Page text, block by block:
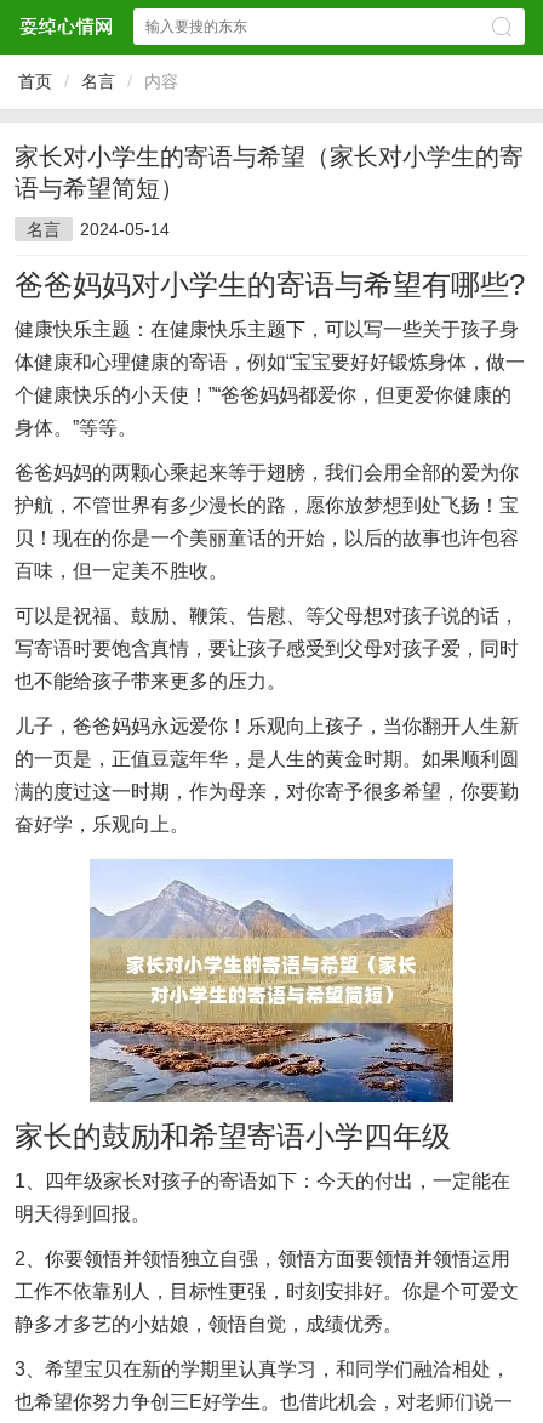
首页 / 名言 / 内容
家长对小学生的寄语与希望（家长对小学生的寄
语与希望简短）
名言 2024-05-14
爸爸妈妈对小学生的寄语与希望有哪些?
健康快乐主题：在健康快乐主题下，可以写一些关于孩子身
体健康和心理健康的寄语，例如“宝宝要好好锻炼身体，做一
个健康快乐的小天使！”“爸爸妈妈都爱你，但更爱你健康的
身体。”等等。
爸爸妈妈的两颗心乘起来等于翅膀，我们会用全部的爱为你
护航，不管世界有多少漫长的路，愿你放梦想到处飞扬！宝
贝！现在的你是一个美丽童话的开始，以后的故事也许包容
百味，但一定美不胜收。
可以是祝福、鼓励、鞭策、告慰、等父母想对孩子说的话，
写寄语时要饱含真情，要让孩子感受到父母对孩子爱，同时
也不能给孩子带来更多的压力。
儿子，爸爸妈妈永远爱你！乐观向上孩子，当你翻开人生新
的一页是，正值豆蔻年华，是人生的黄金时期。如果顺利圆
满的度过这一时期，作为母亲，对你寄予很多希望，你要勤
奋好学，乐观向上。
家长的鼓励和希望寄语小学四年级
1、四年级家长对孩子的寄语如下：今天的付出，一定能在
明天得到回报。
2、你要领悟并领悟独立自强，领悟方面要领悟并领悟运用
工作不依靠别人，目标性更强，时刻安排好。你是个可爱文
静多才多艺的小姑娘，领悟自觉，成绩优秀。
3、希望宝贝在新的学期里认真学习，和同学们融洽相处，
也希望你努力争创三E好学生。也借此机会，对老师们说一